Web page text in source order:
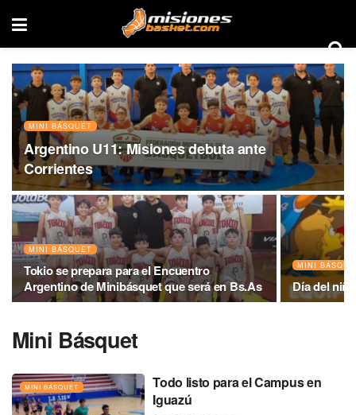
MINI BÁSQUET
Argentino U11: Misiones debuta ante
Corrientes
MINI BÁSQUET
Tokio se prepara para el Encuentro
Argentino de Minibásquet que será en Bs.As
MINI
Día del
Mini Básquet
MINI BÁSQUET
Todo listo para el Campus en
Iguazú